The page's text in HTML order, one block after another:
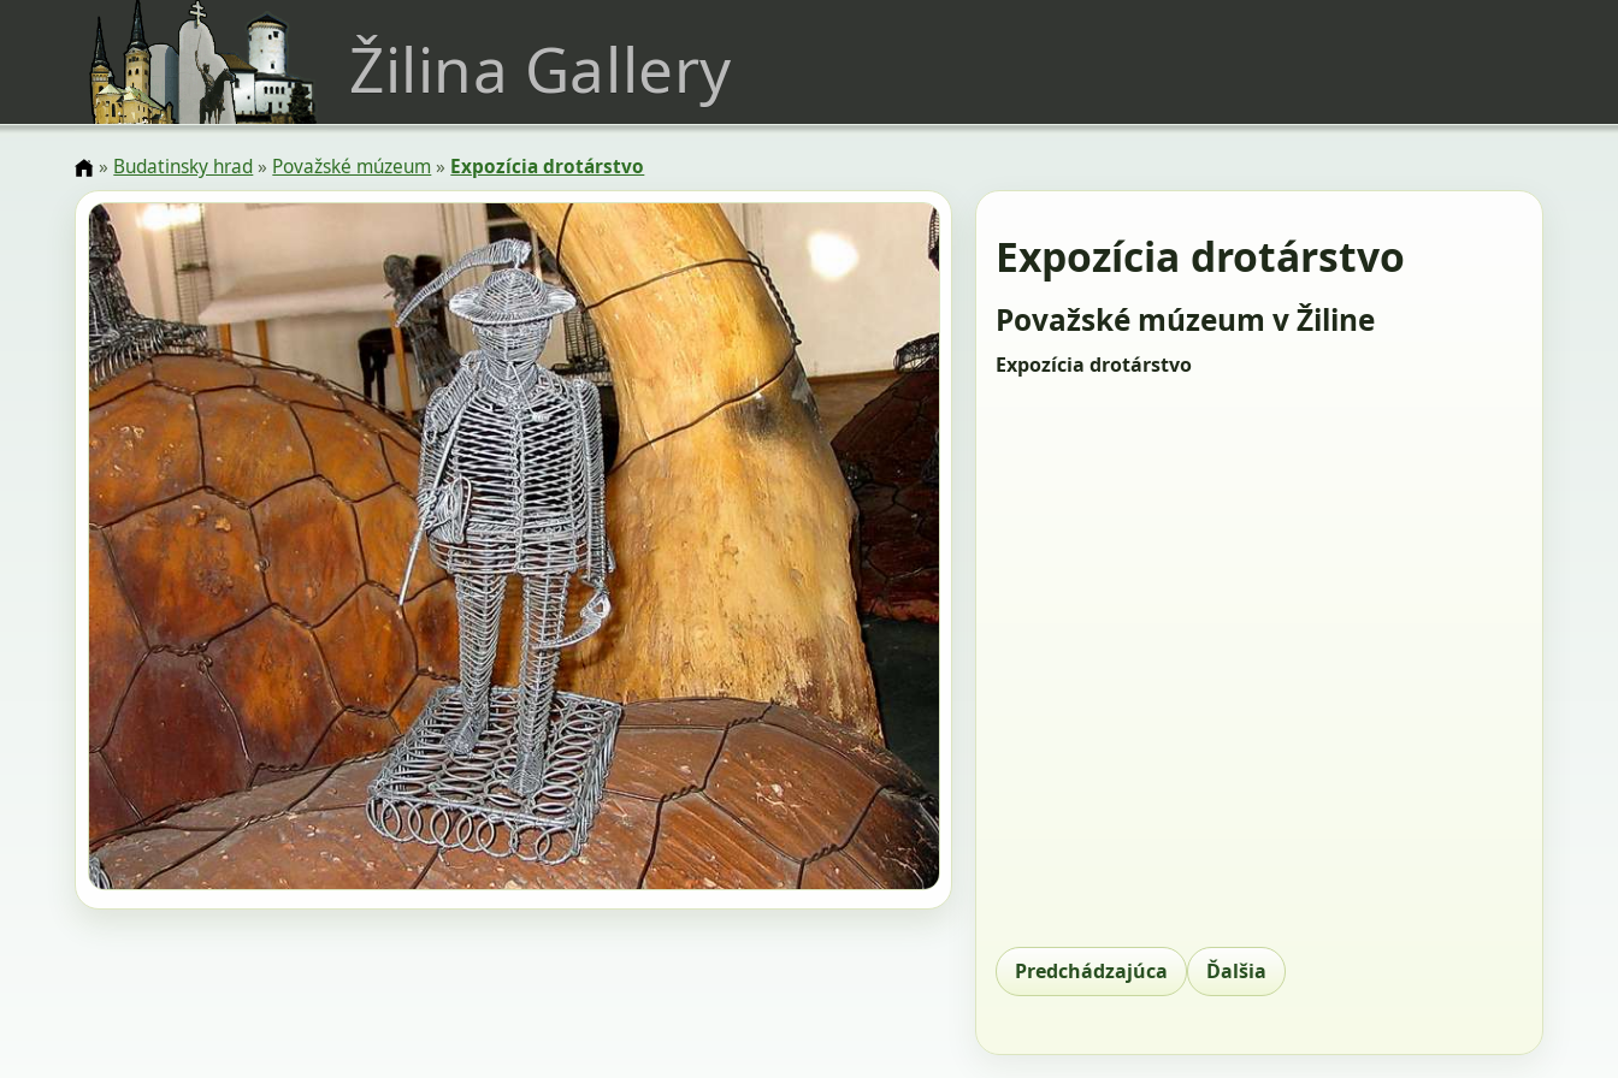
Žilina Gallery
» Budatinsky hrad» Považské múzeum » Expozícia drotárstvo
Expozícia drotárstvo
Považské múzeum v Žiline
Expozícia drotárstvo
Predchádzajúca Ďalšia